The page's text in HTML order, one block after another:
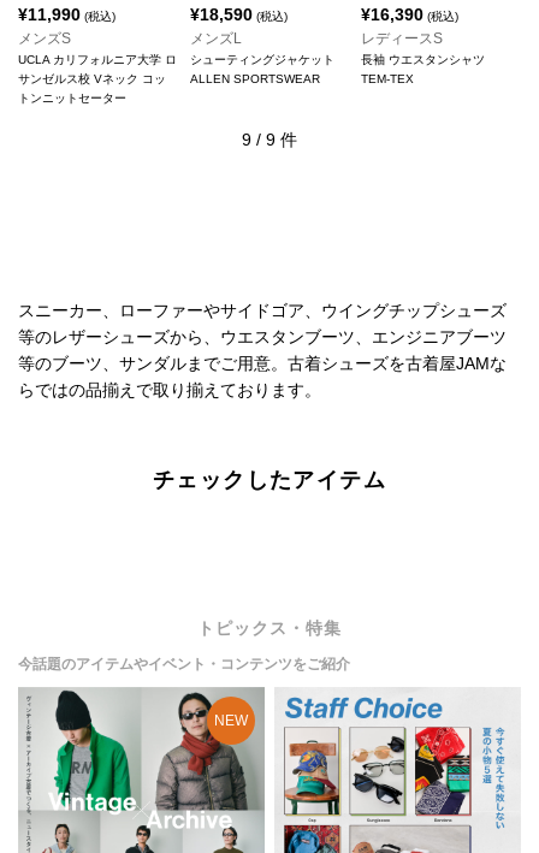
¥11,990 (税込)
メンズS
UCLA カリフォルニア大学 ロ
サンゼルス校 Vネック コッ
トンニットセーター
¥18,590(税込)
メンズL
シューティングジャケット
ALLEN SPORTSWEAR
¥16,390 (税込)
レディースS
長袖 ウエスタンシャツ
TEM-TEX
9 / 9 件
スニーカー、ローファーやサイドゴア、ウイングチップシューズ
等のレザーシューズから、ウエスタンブーツ、エンジニアブーツ
等のブーツ、サンダルまでご用意。古着シューズを古着屋JAMな
らではの品揃えで取り揃えております。
チェックしたアイテム
トピックス・特集
今話題のアイテムやイベント・コンテンツをご紹介